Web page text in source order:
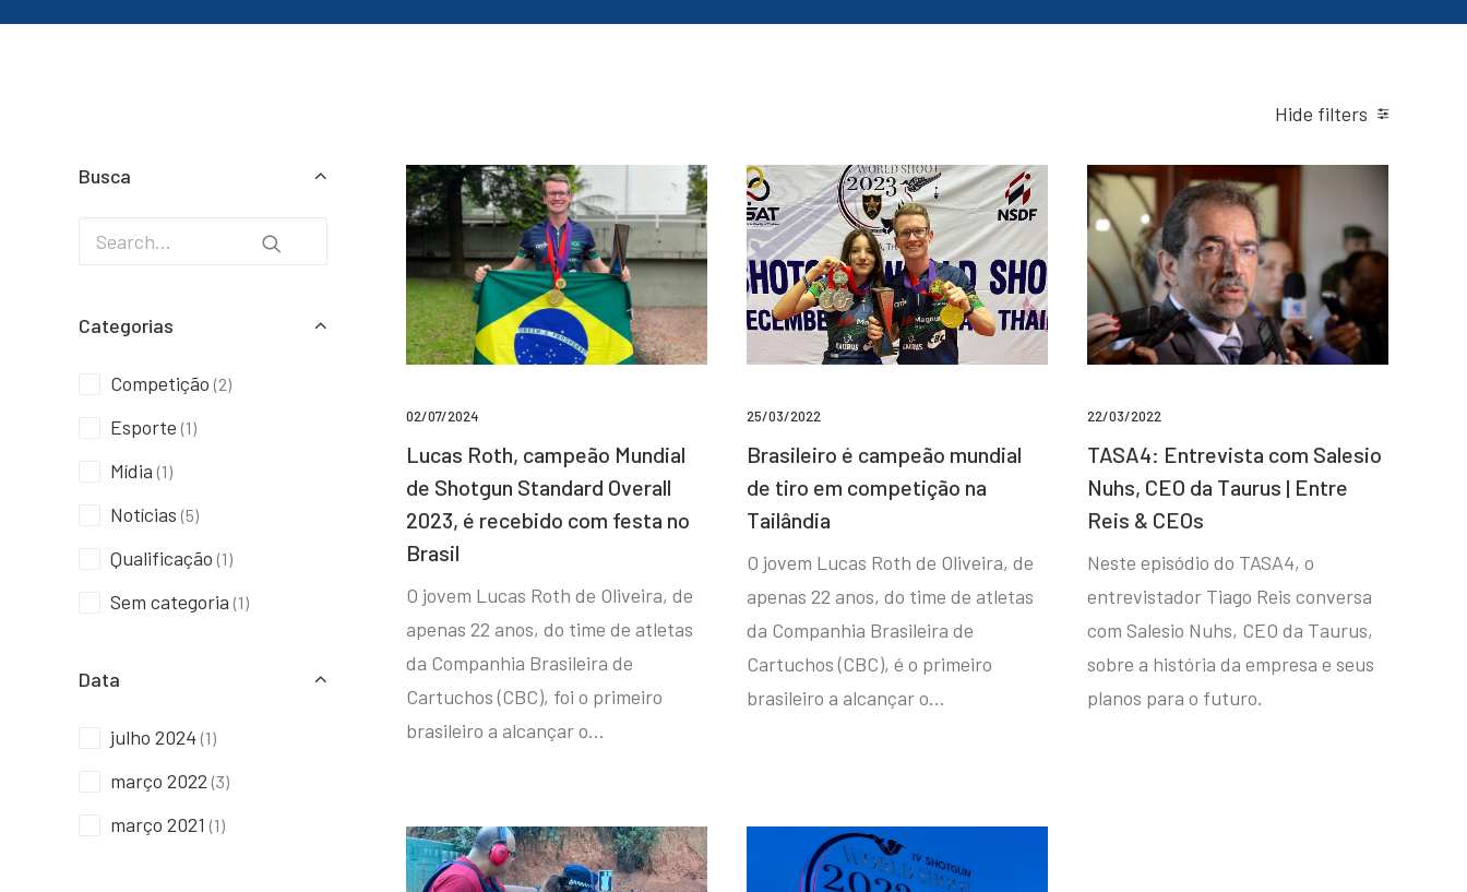
Hide filters
Busca
Categorias
Competição (2)
Esporte (1)
Mídia (1)
Notícias (5)
Qualificação (1)
Sem categoria (1)
Data
julho 2024 (1)
março 2022 (3)
março 2021 (1)
02/07/2024
Lucas Roth, campeão Mundial
de Shotgun Standard Overall
2023, é recebido com festa no
Brasil
O jovem Lucas Roth de Oliveira, de
apenas 22 anos, do time de atletas
da Companhia Brasileira de
Cartuchos (CBC), foi o primeiro
brasileiro a alcançar o…
25/03/2022
Brasileiro é campeão mundial
de tiro em competição na
Tailândia
O jovem Lucas Roth de Oliveira, de
apenas 22 anos, do time de atletas
da Companhia Brasileira de
Cartuchos (CBC), é o primeiro
brasileiro a alcançar o…
22/03/2022
TASA4: Entrevista com Salesio
Nuhs, CEO da Taurus | Entre
Reis & CEOs
Neste episódio do TASA4, o
entrevistador Tiago Reis conversa
com Salesio Nuhs, CEO da Taurus,
sobre a história da empresa e seus
planos para o futuro.